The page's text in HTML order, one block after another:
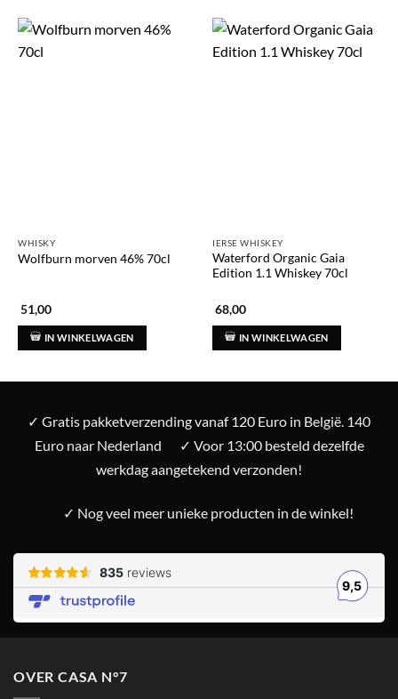
WHISKY
Wolfburn morven 46% 70cl
51,00
IN WINKELWAGEN
IERSE WHISKEY
Waterford Organic Gaia
Edition 1.1 Whiskey 70cl
68,00
IN WINKELWAGEN
✓ Gratis pakketverzending vanaf 120 Euro in België. 140
Euro naar Nederland
✓ Voor 13:00 besteld dezelfde
werkdag aangetekend verzonden!
✓ Nog veel meer unieke producten in de winkel!
OVER CASA N°7